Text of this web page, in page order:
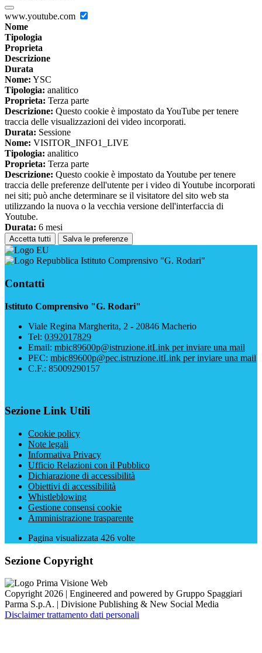
www.youtube.com
Nome
Tipologia
Proprieta
Descrizione
Durata
Nome: YSC
Tipologia: analitico
Proprieta: Terza parte
Descrizione: Questo cookie è impostato da YouTube per tenere
traccia delle visualizzazioni dei video incorporati.
Durata: Sessione
Nome: VISITOR_INFO1_LIVE
Tipologia: analitico
Proprieta: Terza parte
Descrizione: Questo cookie è impostato da Youtube per tenere
traccia delle preferenze dell'utente per i video di Youtube incorporati
nei siti; può anche determinare se il visitatore del sito web sta
utilizzando la nuova o la vecchia versione dell'interfaccia di
Youtube.
Durata: 6 mesi
Accetta tutti Salva le preferenze
Istituto Comprensivo "G. Rodari"
Contatti
Istituto Comprensivo "G. Rodari"
Viale Regina Margherita, 2 - 20846 Macherio
Tel: 0392017829
Email: mbic89600p@istruzione.itLink per inviare una mail
PEC: mbic89600p@pec.istruzione.itLink per inviare una mail
C.F.: 85009290157
Sezione Link Utili
Cookie policy
Note legali
Informativa Privacy
Ufficio Relazioni con il Pubblico
Dichiarazione di accessibilità
Obiettivi di accessibilità
Whistleblowing
Gestione consensi cookie
Amministrazione trasparente
Pagina visualizzata 426 volte
Sezione Copyright
Copyright 2026 | Engineered and powered by Gruppo Spaggiari
Parma S.p.A. | Divisione Publishing & New Social Media
Disclaimer trattamento dati personali